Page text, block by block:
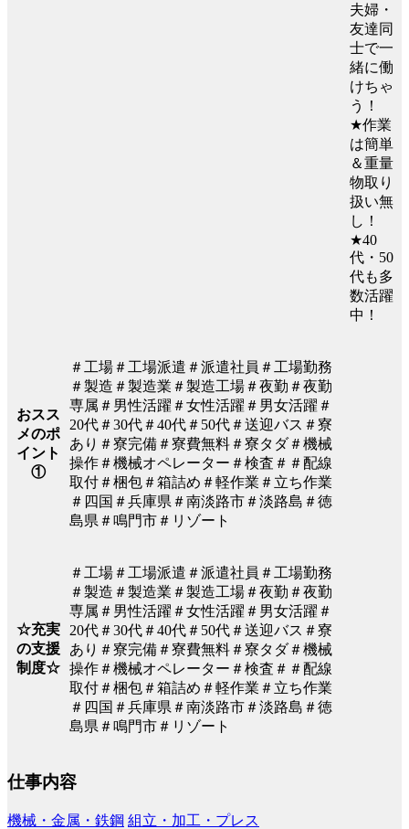
夫婦・
友達同
士で一
緒に働
けちゃ
う！
★作業
は簡単
＆重量
物取り
扱い無
し！
★40
代・50
代も多
数活躍
中！
おスス
メのポ
イント
①
＃工場＃工場派遣＃派遣社員＃工場勤務
＃製造＃製造業＃製造工場＃夜勤＃夜勤
専属＃男性活躍＃女性活躍＃男女活躍＃
20代＃30代＃40代＃50代＃送迎バス＃寮
あり＃寮完備＃寮費無料＃寮タダ＃機械
操作＃機械オペレーター＃検査＃＃配線
取付＃梱包＃箱詰め＃軽作業＃立ち作業
＃四国＃兵庫県＃南淡路市＃淡路島＃徳
島県＃鳴門市＃リゾート
☆充実
の支援
制度☆
＃工場＃工場派遣＃派遣社員＃工場勤務
＃製造＃製造業＃製造工場＃夜勤＃夜勤
専属＃男性活躍＃女性活躍＃男女活躍＃
20代＃30代＃40代＃50代＃送迎バス＃寮
あり＃寮完備＃寮費無料＃寮タダ＃機械
操作＃機械オペレーター＃検査＃＃配線
取付＃梱包＃箱詰め＃軽作業＃立ち作業
＃四国＃兵庫県＃南淡路市＃淡路島＃徳
島県＃鳴門市＃リゾート
仕事内容
機械・金属・鉄鋼 組立・加工・プレス